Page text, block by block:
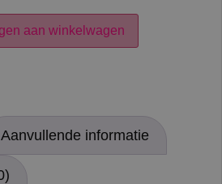
aan winkelwagen
Aanvullende informatie